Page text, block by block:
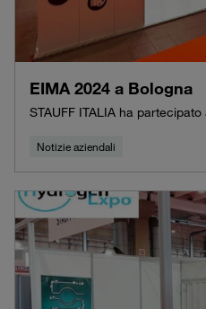
EIMA 2024 a Bologna
STAUFF ITALIA ha
Notizie aziendali